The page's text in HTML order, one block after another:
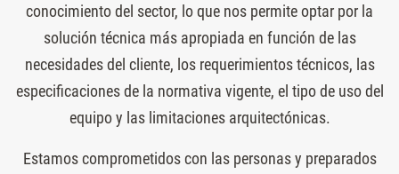
conocimiento del sector, lo que nos permite optar por la
solución técnica más apropiada en función de las
necesidades del cliente, los requerimientos técnicos, las
especificaciones de la normativa vigente, el tipo de uso del
equipo y las limitaciones arquitectónicas.
Estamos comprometidos con las personas y preparados